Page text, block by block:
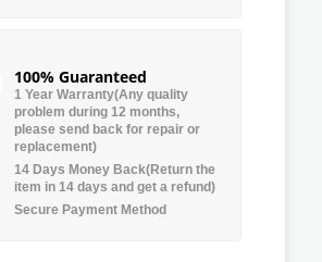
100% Guaranteed
1 Year Warranty(Any quality
problem during 12 months,
please send back for repair or
replacement)
14 Days Money Back(Return the
item in 14 days and get a refund)
Secure Payment Method